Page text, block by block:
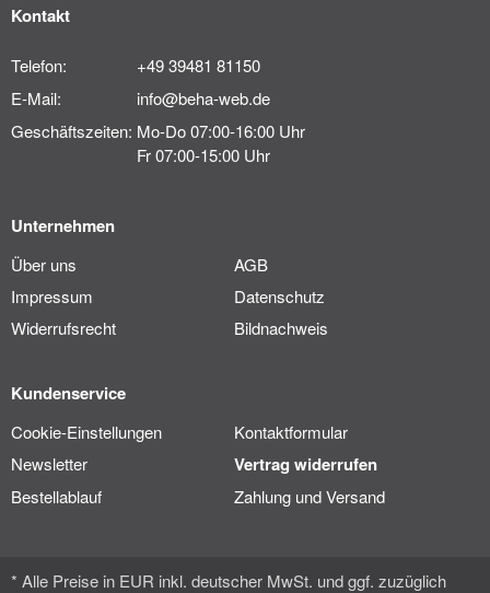
Kontakt
Telefon:
+49 39481 81150
E-Mail:
info@beha-web.de
Geschäftszeiten: Mo-Do 07:00-16:00 Uhr
Fr 07:00-15:00 Uhr
Unternehmen
Über uns
AGB
Impressum
Datenschutz
Widerrufsrecht
Bildnachweis
Kundenservice
Cookie-Einstellungen
Kontaktformular
Newsletter
Vertrag widerrufen
Bestellablauf Zahlung und Versand
* Alle Preise in EUR inkl. deutscher MwSt. und ggf. zuzüglich